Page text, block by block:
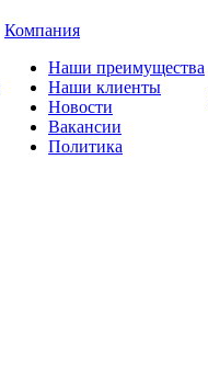
Компания
Наши преимущества
Наши клиенты
Новости
Вакансии
Политика